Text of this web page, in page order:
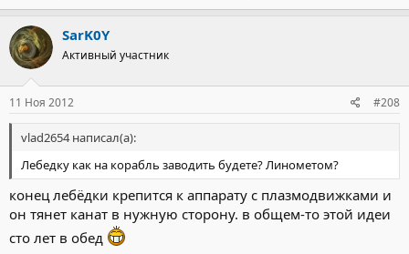
SarK0Y
Активный участник
11 Ноя 2012 #208
vlad2654 написал(а):
Лебедку как на корабль заводить будете? Линометом?
конец лебёдки крепится к аппарату с плазмодвижками и
он тянет канат в нужную сторону. в общем-то этой идеи
сто лет в обед